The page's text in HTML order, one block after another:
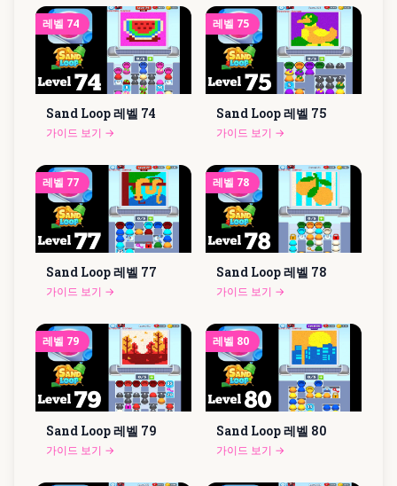
레벨 74
Sand Loop 레벨 74
가이드 보기 →
레벨 75
Sand Loop 레벨 75
가이드 보기 →
레벨 77
Sand Loop 레벨 77
가이드 보기 →
레벨 78
Sand Loop 레벨 78
가이드 보기 →
레벨 79
Sand Loop 레벨 79
가이드 보기 →
레벨 80
Sand Loop 레벨 80
가이드 보기 →